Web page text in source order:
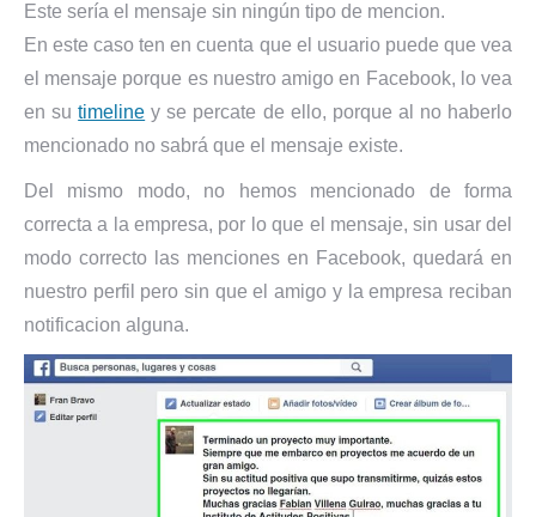
Este sería el mensaje sin ningún tipo de mencion.
En este caso ten en cuenta que el usuario puede que vea
el mensaje porque es nuestro amigo en Facebook, lo vea
en sutimeline y se percate de ello, porque al no haberlo
mencionado no sabrá que el mensaje existe.
Del mismo modo, no hemos mencionado de forma
correcta a la empresa, por lo que el mensaje, sin usar del
modo correcto las menciones en Facebook, quedará en
nuestro perfil pero sin que el amigo y la empresa reciban
notificacion alguna.